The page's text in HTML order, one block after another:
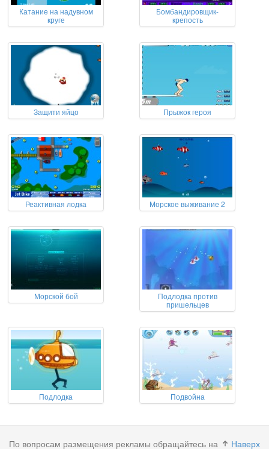
Катание на надувном
круге
Бомбандировщик-
крепость
Защити яйцо Прыжок героя
Реактивная лодка Морское выживание 2
Морской бой
Подлодка против
пришельцев
Подлодка Подвойна
Наверх
По вопросам размещения рекламы обращайтесь на